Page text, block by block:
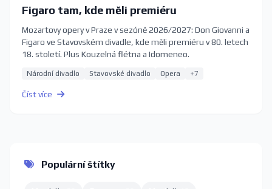
Figaro tam, kde měli premiéru
Mozartovy opery v Praze v sezóně 2026/2027: Don Giovanni a
Figaro ve Stavovském divadle, kde měli premiéru v 80. letech
18. století. Plus Kouzelná flétna a Idomeneo.
Národní divadlo Stavovské divadlo Opera +7
Číst více
Populární štítky